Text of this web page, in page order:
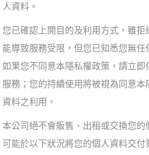
人資料。
您已確認上開目的及利用方式，雖拒
能導致服務受限，但您已知悉您無任
如果您不同意本隱私權政策，請立
服務；您的持續使用將被視為同意
資料之利用。
本公司絕不會販售、出租或交換您的
可能於以下狀況將您的個人資料交付